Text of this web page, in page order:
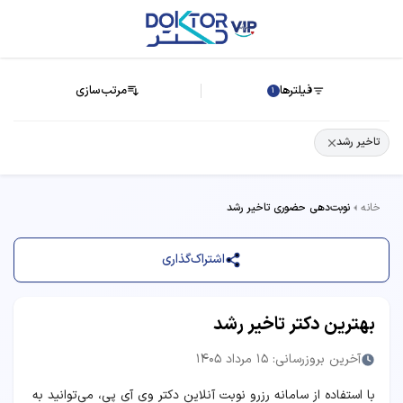
فیلترها 1 مرتب‌سازی
تاخیر رشد
خانه نوبت‌دهی حضوری تاخیر رشد
اشتراک‌گذاری
بهترین دکتر تاخیر رشد
آخرین بروزرسانی: 15 مرداد 1405
با استفاده از سامانه رزرو نوبت آنلاین دکتر وی آی پی، می‌توانید به